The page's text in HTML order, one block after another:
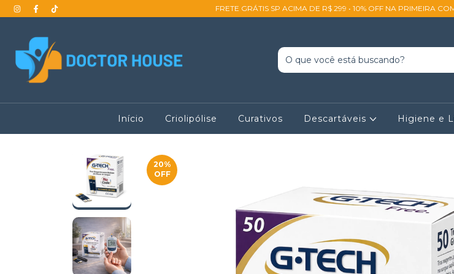
FRETE GRÁTIS SP ACIMA DE R$ 299 • 10% OFF NA PRIMEIRA
Início Criolipólise Curativos Descartáveis Higiene e
20%
OFF